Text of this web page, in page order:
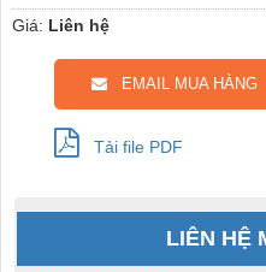
Giá: Liên hệ
EMAIL MUA HÀNG
Tải file PDF
LIÊN HỆ